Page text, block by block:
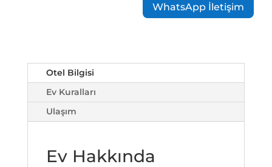
WhatsApp İletişim
Otel Bilgisi
Ev Kuralları
Ulaşım
Ev Hakkında